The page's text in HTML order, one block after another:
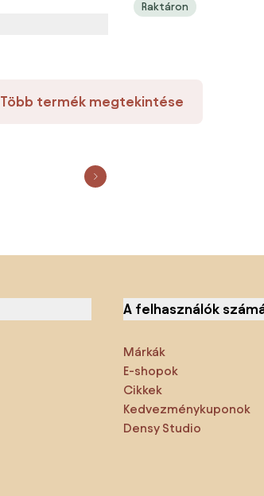
Raktáron
Több termék megtekintése
A felhasználók
Márkák
E-shopok
Cikkek
Kedvezménykuponok
Densy Studio